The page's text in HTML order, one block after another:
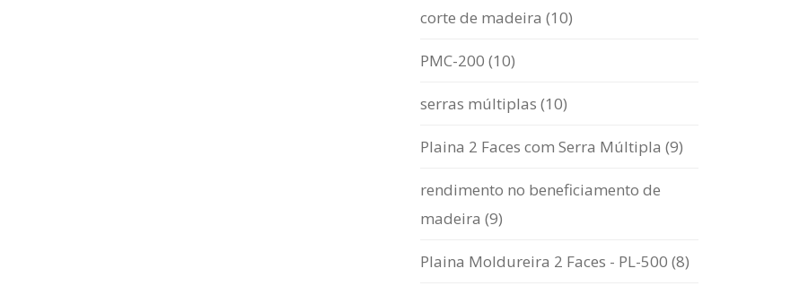
corte de madeira (10)
PMC-200 (10)
serras múltiplas (10)
Plaina 2 Faces com Serra Múltipla (9)
rendimento no beneficiamento de
madeira (9)
Plaina Moldureira 2 Faces - PL-500 (8)